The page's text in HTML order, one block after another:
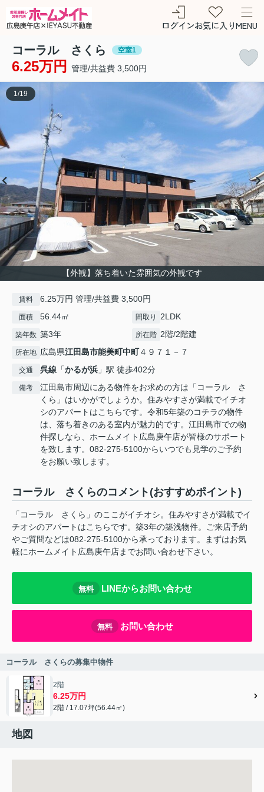
ログインお気に入りMENU
コーラル さくら 空室1
6.25万円 管理/共益費 3,500円
【外観】落ち着いた雰囲気の外観です
1 /19
賃料 6.25万円 管理/共益費 3,500円
面積 56.44㎡ 間取り 2LDK
築年数 築3年 所在階 2階/2階建
所在地 広島県江田島市能美町中町４９７１－７
交通 呉線 「かるが浜 」駅 徒歩402分
備考
江田島市周辺にある物件をお求めの方は「コーラル さ
くら」はいかがでしょうか。住みやすさが満載でイチオ
シのアパートはこちらです。令和5年築のコチラの物件
は、落ち着きのある室内が魅力的です。江田島市での物
件探しなら、ホームメイト広島庚午店が皆様のサポート
を致します。082-275-5100からいつでも見学のご予約
をお願い致します。
コーラル さくらのコメント(おすすめポイント)
「コーラル さくら」のここがイチオシ。住みやすさが満載でイ
チオシのアパートはこちらです。築3年の築浅物件。ご来店予約
やご質問などは082-275-5100から承っております。まずはお気
軽にホームメイト広島庚午店までお問い合わせ下さい。
無料 LINEからお問い合わせ
無料 お問い合わせ
コーラル さくらの募集中物件
2階
6.25万円
2階 / 17.07坪(56.44㎡)
地図